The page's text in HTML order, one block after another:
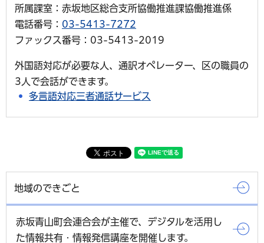
所属課室：赤坂地区総合支所協働推進課協働推進係
電話番号： 03-5413-7272
ファックス番号：03-5413-2019
外国語対応が必要な人、通訳オペレーター、区の職員の
3人で会話ができます。
多言語対応三者通話サービス
地域のできごと
赤坂青山町会連合会が主催で、デジタルを活用し
た情報共有・情報発信講座を開催します。